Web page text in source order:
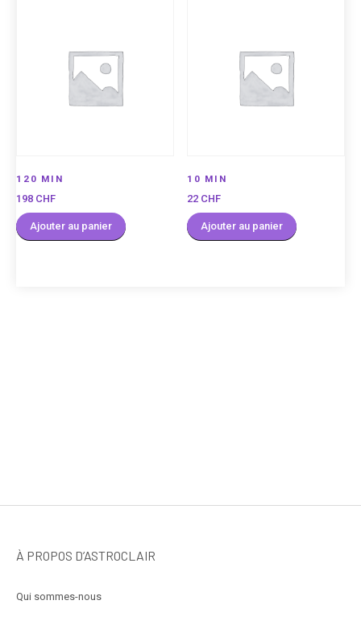
120 MIN
198 CHF
Ajouter au panier
10 MIN
22 CHF
Ajouter au panier
À PROPOS D’ASTROCLAIR
Qui sommes-nous